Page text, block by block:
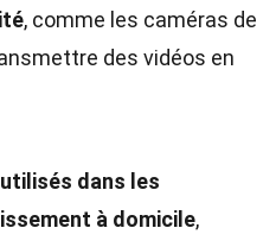
, comme les caméras de
des vidéos en
dans les
à domicile,